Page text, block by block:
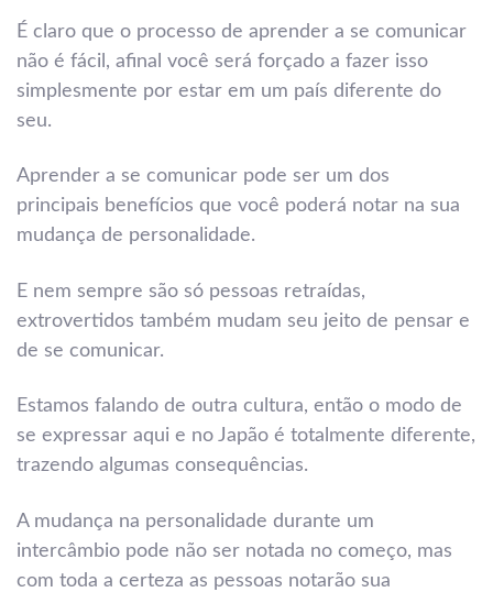
É claro que o processo de aprender a se comunicar
não é fácil, afinal você será forçado a fazer isso
simplesmente por estar em um país diferente do
seu.
Aprender a se comunicar pode ser um dos
principais benefícios que você poderá notar na sua
mudança de personalidade.
E nem sempre são só pessoas retraídas,
extrovertidos também mudam seu jeito de pensar e
de se comunicar.
Estamos falando de outra cultura, então o modo de
se expressar aqui e no Japão é totalmente diferente,
trazendo algumas consequências.
A mudança na personalidade durante um
intercâmbio pode não ser notada no começo, mas
com toda a certeza as pessoas notarão sua